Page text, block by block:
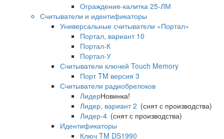
Ограждение-калитка 25-ЛМ
Считыватели и идентификаторы
Универсальные считыватели «Портал»
Портал, вариант 10
Портал-К
Портал-У
Считыватели ключей Touch Memory
Порт TM версия 3
Считыватели радиобрелоков
ЛидерНовинка!
Лидер, вариант 2 (снят с производства)
Лидер-4 (снят с производства)
Идентификаторы
Ключ TM DS1990